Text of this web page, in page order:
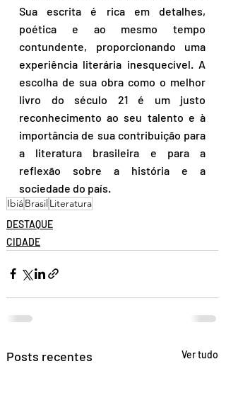
Sua escrita é rica em detalhes,
poética e ao mesmo tempo
contundente, proporcionando uma
experiência literária inesquecível. A
escolha de sua obra como o melhor
livro do século 21 é um justo
reconhecimento ao seu talento e à
importância de sua contribuição para
a literatura brasileira e para a
reflexão sobre a história e a
sociedade do país.
IbiáBrasilLiteratura
DESTAQUE
CIDADE
Posts recentes Ver tudo